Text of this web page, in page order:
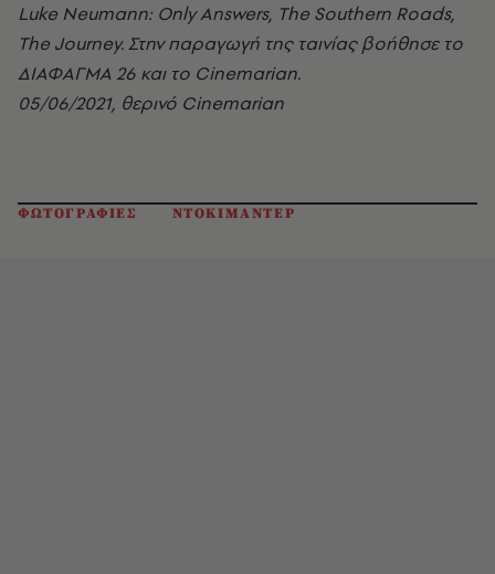
Luke Neumann: Only Answers, The Southern Roads,
The Journey.Στην παραγωγή της ταινίας βοήθησε το
ΔΙΑΦΑΓΜΑ 26 και το Cinemarian.
05/06/2021, θερινό Cinemarian
ΦΩΤΟΓΡΑΦΙΕΣ ΝΤΟΚΙΜΑΝΤΕΡ